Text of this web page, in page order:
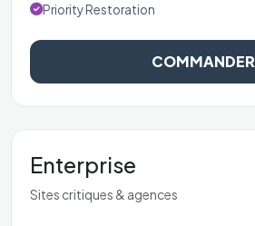
Priority Restoration
COMMANDER
Enterprise
Sites critiques & agences